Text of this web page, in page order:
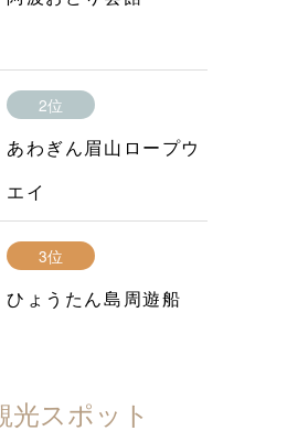
2位
あわぎん眉山ロープウ
エイ
3位
ひょうたん島周遊船
光スポット